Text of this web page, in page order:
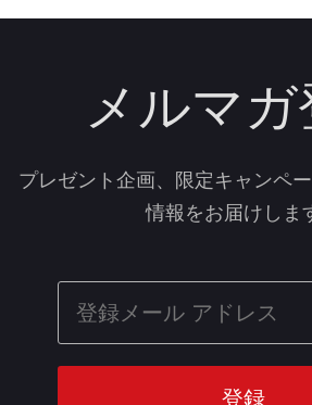
メルマガ
プレゼント企画、限定キャンペ
情報をお届けしま